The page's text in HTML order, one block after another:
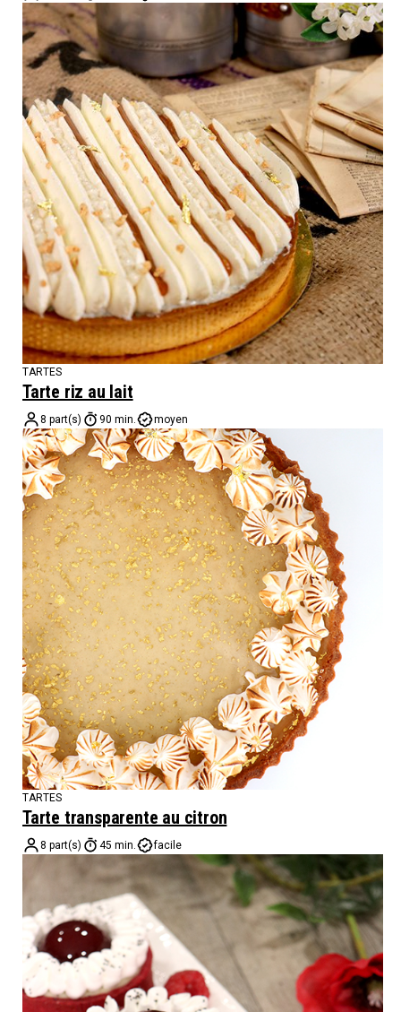
TARTES
Tarte riz au lait
8 part(s) 90 min. moyen
TARTES
Tarte transparente au citron
8 part(s) 45 min. facile